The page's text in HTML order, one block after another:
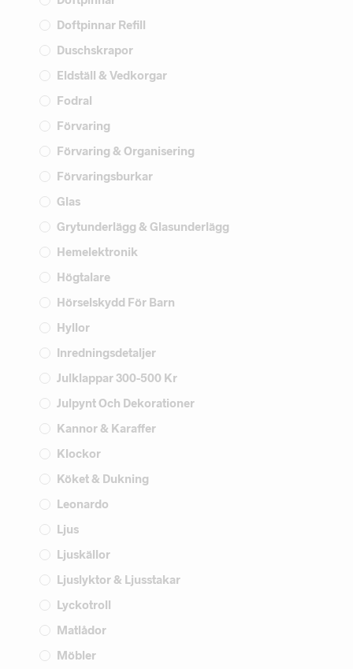
Doftpinnar Refill
Duschskrapor
Eldställ & Vedkorgar
Fodral
Förvaring
Förvaring & Organisering
Förvaringsburkar
Glas
Grytunderlägg & Glasunderlägg
Hemelektronik
Högtalare
Hörselskydd För Barn
Hyllor
Inredningsdetaljer
Julklappar 300-500 Kr
Julpynt Och Dekorationer
Kannor & Karaffer
Klockor
Köket & Dukning
Leonardo
Ljus
Ljuskällor
Ljuslyktor & Ljusstakar
Lyckotroll
Matlådor
Möbler